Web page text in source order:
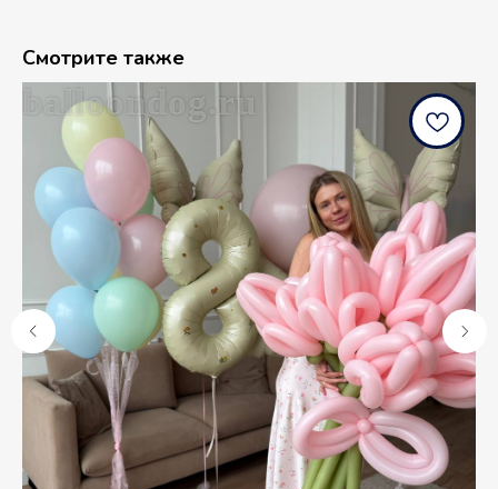
Смотрите также
balloondog.ru